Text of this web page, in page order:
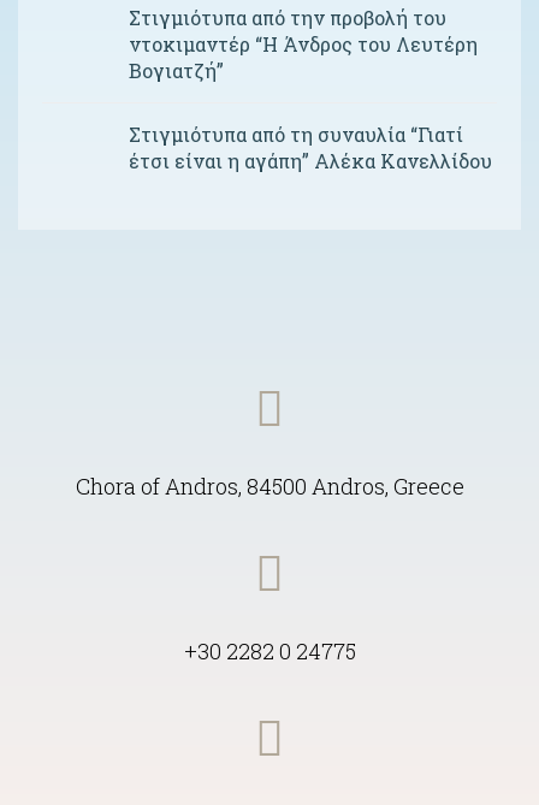
Στιγμιότυπα από την προβολή του
ντοκιμαντέρ “Η Άνδρος του Λευτέρη
Βογιατζή”
Στιγμιότυπα από τη συναυλία “Γιατί
έτσι είναι η αγάπη” Αλέκα Κανελλίδου
Chora of Andros, 84500 Andros, Greece
+30 2282 0 24775